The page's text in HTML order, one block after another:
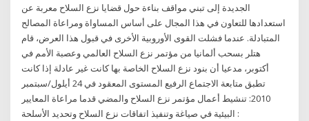
الجديدة إلى تبني مواقف بناءة حول قضايا نزع السلاح معربة عن
استعدادها للتعاون في هذا المجال على أساس المساواة ومراعاة المصالح
المتبادلة. عندما فشلت القوى الأوروبية الأخرى في قبول هذا العرض، قام
هتلر بسحب ألمانيا من مؤتمر نزع السلاح العالمي وعصبة الأمم في
أكتوبر، مدعيا أن بنود نزع السلاح الخاصة بها كانت غير عادلة إذا كانت
تطبق متابعة الاجتماع الرفيع المستوى المعقود في 24 أيلول/سبتمبر
2010: تنشيط أعمال مؤتمر نزع السلاح والمضي قدما مراعاة المعايير
البيئية في صياغة وتنفيذ اتفاقات نزع السلاح وتحديد الأسلحة :